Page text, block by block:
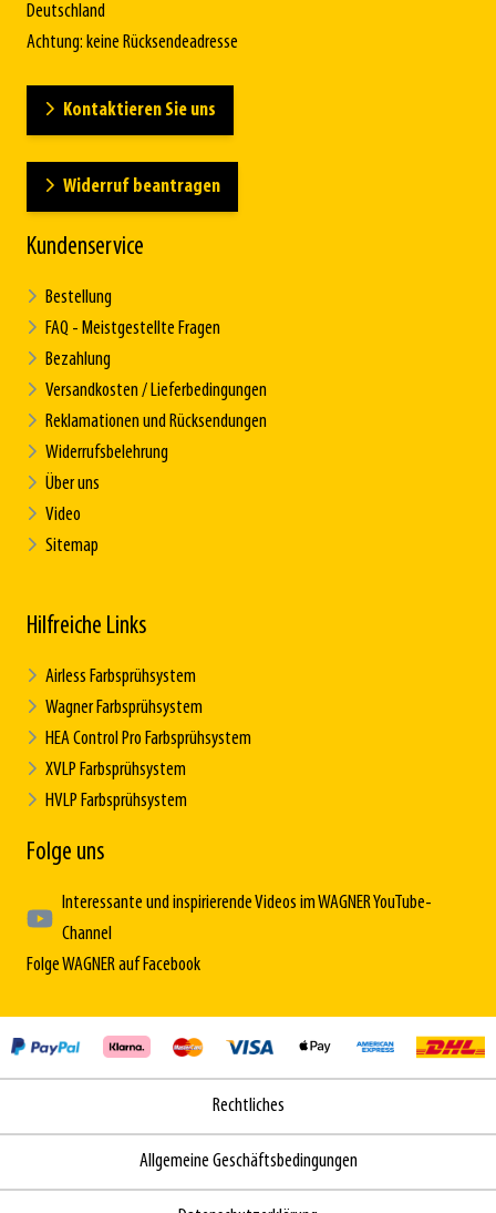
Deutschland
Achtung: keine Rücksendeadresse
Kontaktieren Sie uns
Widerruf beantragen
Kundenservice
Bestellung
FAQ - Meistgestellte Fragen
Bezahlung
Versandkosten / Lieferbedingungen
Reklamationen und Rücksendungen
Widerrufsbelehrung
Über uns
Video
Sitemap
Hilfreiche Links
Airless Farbsprühsystem
Wagner Farbsprühsystem
HEA Control Pro Farbsprühsystem
XVLP Farbsprühsystem
HVLP Farbsprühsystem
Folge uns
Interessante und inspirierende Videos im WAGNER YouTube-
Channel
Folge WAGNER auf Facebook
Rechtliches
Allgemeine Geschäftsbedingungen